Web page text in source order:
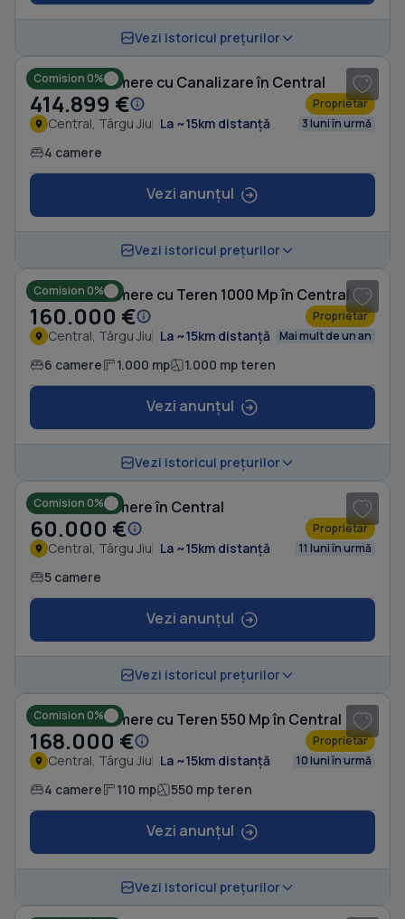
Vezi istoricul prețurilor
Comision 0%
Casă cu 4 camere cu Canalizare în Central
414.899 € Proprietar
Central, Târgu Jiu La ~15km distanță 3 luni în urmă
4 camere
Vezi anunțul
Vezi istoricul prețurilor
Comision 0%
Casă cu 6 camere cu Teren 1000 Mp în Central
160.000 € Proprietar
Central, Târgu Jiu La ~15km distanță Mai mult de un an
6 camere 1.000 mp 1.000 mp teren
Vezi anunțul
Vezi istoricul prețurilor
Comision 0%
Casă cu 5 camere în Central
60.000 € Proprietar
Central, Târgu Jiu La ~15km distanță 11 luni în urmă
5 camere
Vezi anunțul
Vezi istoricul prețurilor
Comision 0%
Casă cu 4 camere cu Teren 550 Mp în Central
168.000 € Proprietar
Central, Târgu Jiu La ~15km distanță 10 luni în urmă
4 camere 110 mp 550 mp teren
Vezi anunțul
Vezi istoricul prețurilor